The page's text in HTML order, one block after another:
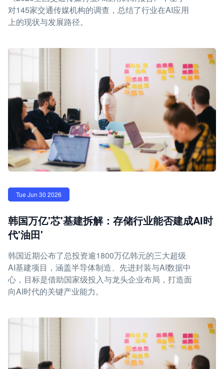
对145家交通传媒机构的调查，总结了行业在AI应用
上的现状与发展路径。
Tue Jun 30 2026
韩国万亿'芯'基建拆解：存储行业能否建成AI时
代'油田'
韩国近期公布了总投资逾1800万亿韩元的三大超级
AI基建项目，涵盖半导体制造、先进封装与AI数据中
心，目标是借助国家级投入与龙头企业布局，打造面
向AI时代的关键产业能力。